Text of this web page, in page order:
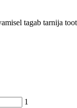
tagab tarnija
1